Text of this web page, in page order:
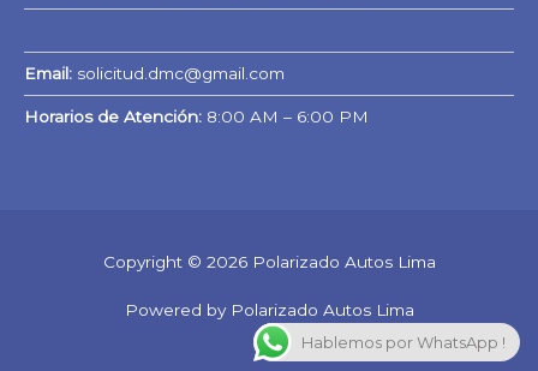
Email: solicitud.dmc@gmail.com
Horarios de Atención: 8:00 AM – 6:00 PM
Copyright © 2026 Polarizado Autos Lima
Powered by Polarizado Autos Lima
Hablemos por WhatsApp !